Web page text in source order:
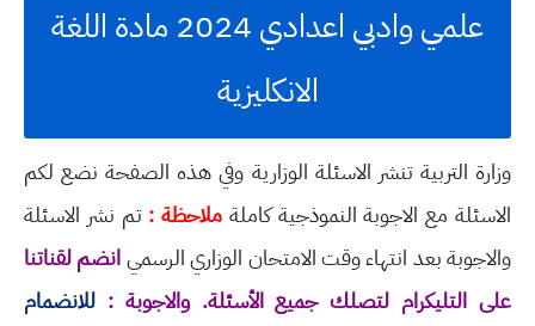
علمي وادبي اعدادي 2024 مادة اللغة
الانكليزية
وزارة التربية تنشر الاسئلة الوزارية وفي هذه الصفحة نضع لكم
الاسئلة مع الاجوبة النموذجية كاملة ملاحظة : تم نشر الاسئلة
والاجوبة بعد انتهاء وقت الامتحان الوزاري الرسميانضم لقناتنا
على التليكرام لتصلك جميع الأسئلة. والاجوبة : للانضمام